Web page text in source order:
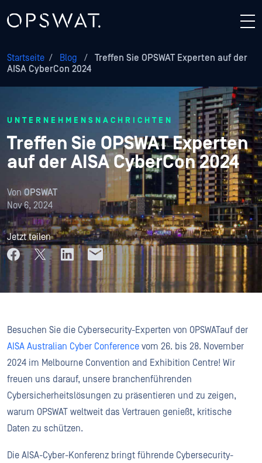
Startseite / Blog /
Treffen Sie OPSWAT Experten auf der
AISA CyberCon 2024
UNTERNEHMENSNACHRICHTEN
Treffen Sie OPSWAT Experten
auf der AISA CyberCon 2024
Von OPSWAT
Nov 6, 2024
Jetzt teilen
Besuchen Sie die Cybersecurity-Experten von OPSWATauf der
AISA Australian Cyber Conference vom 26. bis 28. November
2024 im Melbourne Convention and Exhibition Centre! Wir
freuen uns darauf, unsere branchenführenden
Cybersicherheitslösungen zu präsentieren und zu zeigen,
warum OPSWAT weltweit das Vertrauen genießt, kritische
Daten zu schützen.
Die AISA-Cyber-Konferenz bringt führende Cybersecurity-